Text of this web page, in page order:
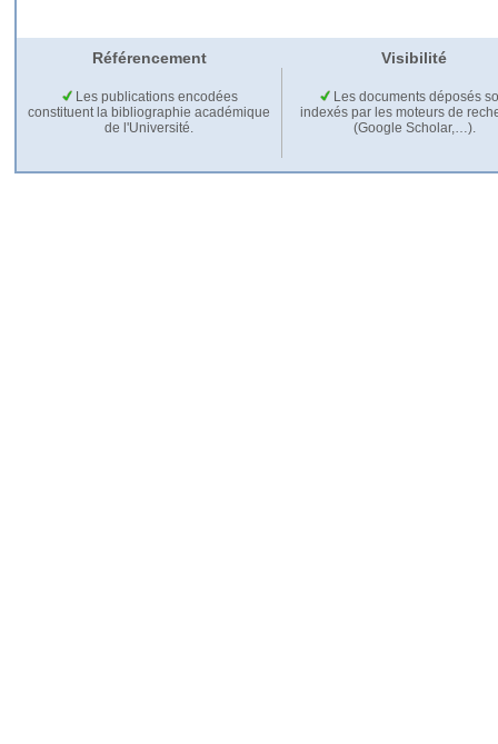
Référencement Visibilité
Les publications encodées
constituent la bibliographie académique
de l'Université.
Les documents déposés
indexés par les moteurs de
(Google Scholar,…).